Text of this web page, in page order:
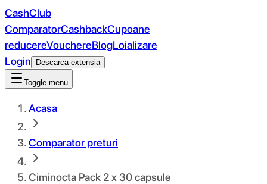
CashClub
ComparatorCashbackCupoane
reducereVouchereBlogLoializare
Login
Descarca extensia
Toggle menu
Acasa
Comparator preturi
Ciminocta Pack 2 x 30 capsule